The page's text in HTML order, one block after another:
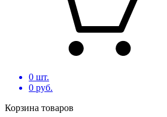
0 шт.
0 руб.
Корзина товаров